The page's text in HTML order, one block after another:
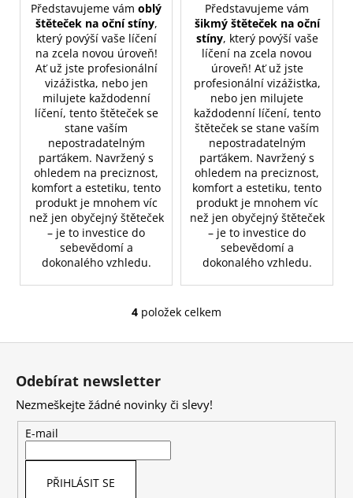
Představujeme vám oblý
štěteček na oční stíny,
který povýší vaše líčení
na zcela novou úroveň!
Ať už jste profesionální
vizážistka, nebo jen
milujete každodenní
líčení, tento štěteček se
stane vaším
nepostradatelným
parťákem. Navržený s
ohledem na preciznost,
komfort a estetiku, tento
produkt je mnohem víc
než jen obyčejný štěteček
– je to investice do
sebevědomí a
dokonalého vzhledu.
Představujeme vám
šikmý štěteček na oční
stíny, který povýší vaše
líčení na zcela novou
úroveň! Ať už jste
profesionální vizážistka,
nebo jen milujete
každodenní líčení, tento
štěteček se stane vaším
nepostradatelným
parťákem. Navržený s
ohledem na preciznost,
komfort a estetiku, tento
produkt je mnohem víc
než jen obyčejný štěteček
– je to investice do
sebevědomí a
dokonalého vzhledu.
O
a
c
4 položek celkem
Z
Odebírat newsletter
Nezmeškejte žádné novinky či slevy!
E-mail
PŘIHLÁSIT SE